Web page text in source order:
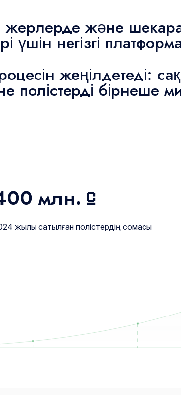
жерлерде және
үшін негізгі
жеңілдетеді:
полістерді бірнеше
млн. ⃀
жылы сатылған полістердің сомасы